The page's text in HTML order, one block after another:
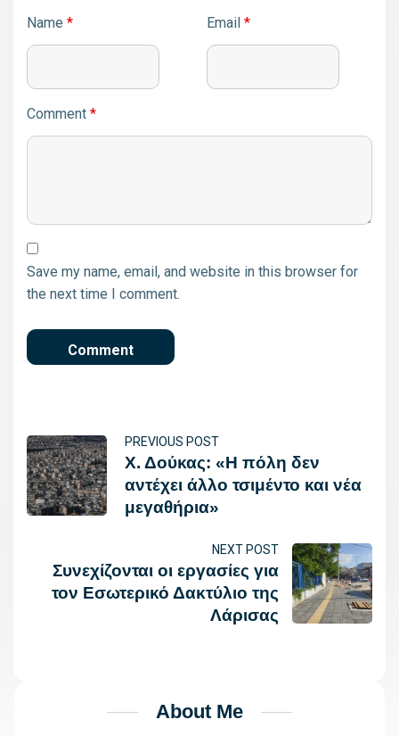
Name * Email *
Comment *
Save my name, email, and website in this browser for
the next time I comment.
PREVIOUS POST
Χ. Δούκας: «Η πόλη δεν
αντέχει άλλο τσιμέντο και νέα
μεγαθήρια»
NEXT POST
Συνεχίζονται οι εργασίες για
τον Εσωτερικό Δακτύλιο της
Λάρισας
About Me